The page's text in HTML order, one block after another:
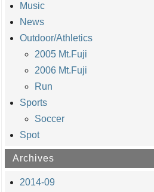
Music
News
Outdoor/Athletics
2005 Mt.Fuji
2006 Mt.Fuji
Run
Sports
Soccer
Spot
Archives
2014-09